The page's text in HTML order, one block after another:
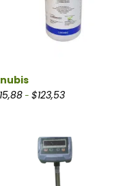
15,88- $123,53Rango de